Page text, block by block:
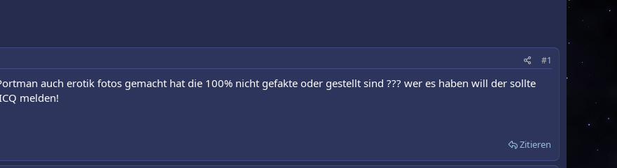
#1
auch erotik fotos gemacht hat die 100% nicht gefakte oder gestellt sind ??? wer es haben will der sollte
melden!
Zitieren